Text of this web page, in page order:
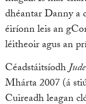
dhéantar Danny a
éiríonn leis an
léitheoir agus an
CéadstáitsíodhJude
Mhárta 2007 (á
Cuireadh leagan